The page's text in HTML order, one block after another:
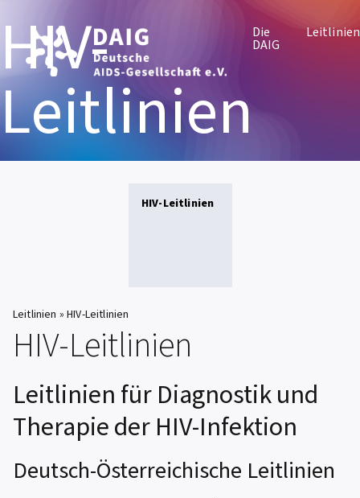
Die
DAIG
Leitlinien
HIV-
Leitlinien
HIV-Leitlinien
Leitlinien » HIV-Leitlinien
HIV-Leitlinien
Leitlinien für Diagnostik und
Therapie der HIV-Infektion
Deutsch-Österreichische Leitlinien